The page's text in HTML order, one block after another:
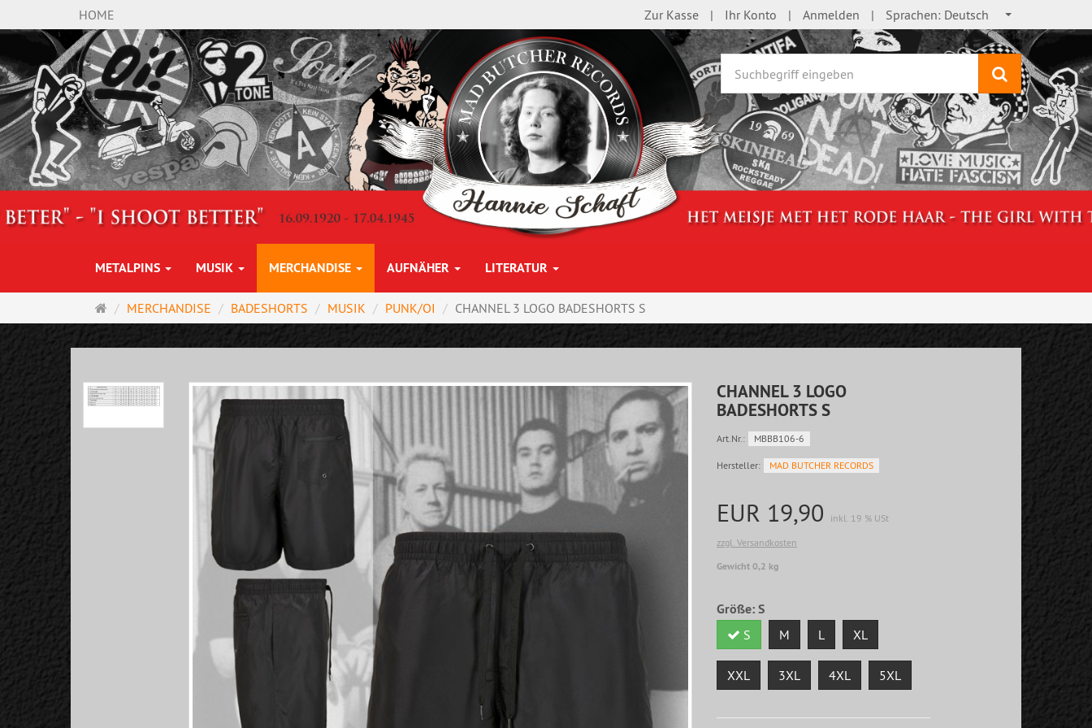
HOME Zur Kasse Ihr Konto Anmelden Sprachen: Deutsch
Suchen
METALPINS MUSIK MERCHANDISE AUFNÄHER LITERATUR
Startseite
MERCHANDISE BADESHORTS MUSIK PUNK/OI CHANNEL 3 LOGO BADESHORTS S
CHANNEL 3 LOGO
BADESHORTS S
Art.Nr.: MBBB106-6
Hersteller: MAD BUTCHER RECORDS
EUR 19,90
inkl. 19 % USt
zzgl. Versandkosten
Gewicht 0,2 kg
Größe:S
S M L XL
XXL 3XL 4XL 5XL